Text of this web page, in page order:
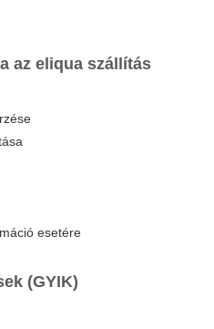
az eliqua szállítás
esetére
(GYIK)